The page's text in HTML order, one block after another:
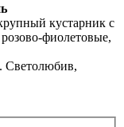
кустарник с
фиолетовые,
Светолюбив,